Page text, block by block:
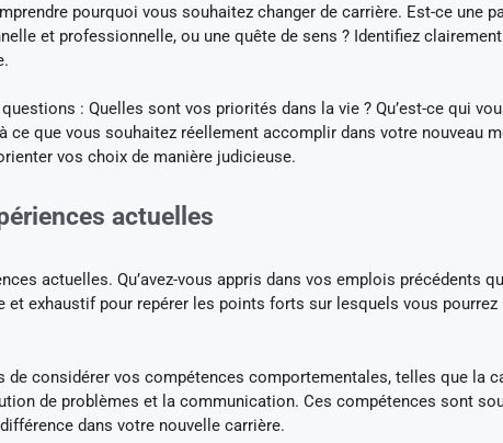
pourquoi vous souhaitez changer de carrière. Est-ce une
et professionnelle, ou une quête de sens ? Identifiez
: Quelles sont vos priorités dans la vie ? Qu’est-ce qui
ce que vous souhaitez réellement accomplir dans votre nouveau
vos choix de manière judicieuse.
actuelles
actuelles. Qu’avez-vous appris dans vos emplois précédents
et exhaustif pour repérer les points forts sur lesquels vous pourrez
de considérer vos compétences comportementales, telles que la
de problèmes et la communication. Ces compétences sont
dans votre nouvelle carrière.